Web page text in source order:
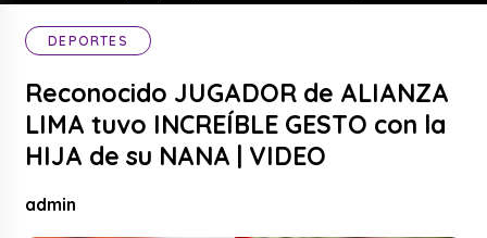
DEPORTES
Reconocido JUGADOR de ALIANZA
LIMA tuvo INCREÍBLE GESTO con la
HIJA de su NANA | VIDEO
admin